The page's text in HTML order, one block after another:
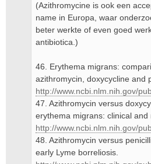
(Azithromycine is ook een
name in Europa, waar
beter werkte of even goed
antibiotica.)
46. Erythema migrans:
azithromycin, doxycycline and
http://www.ncbi.nlm.nih.gov/
47. Azithromycin versus
erythema migrans: clinical and
http://www.ncbi.nlm.nih.gov/
48. Azithromycin versus
early Lyme borreliosis.